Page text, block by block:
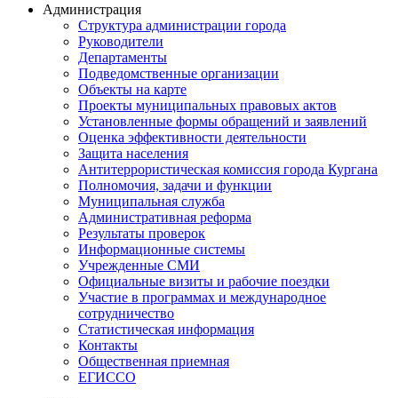
Администрация
Структура администрации города
Руководители
Департаменты
Подведомственные организации
Объекты на карте
Проекты муниципальных правовых актов
Установленные формы обращений и заявлений
Оценка эффективности деятельности
Защита населения
Антитеррористическая комиссия города Кургана
Полномочия, задачи и функции
Муниципальная служба
Административная реформа
Результаты проверок
Информационные системы
Учрежденные СМИ
Официальные визиты и рабочие поездки
Участие в программах и международное
сотрудничество
Статистическая информация
Контакты
Общественная приемная
ЕГИССО